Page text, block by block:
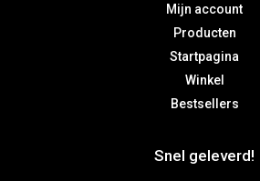
Mijn account
Producten
Startpagina
Winkel
Bestsellers
Snel geleverd!